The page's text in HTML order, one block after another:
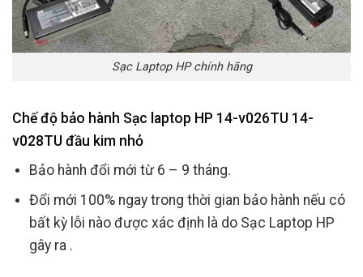
Sạc Laptop HP chính hãng
Chế độ bảo hành Sạc laptop HP 14-v026TU 14-
v028TU đầu kim nhỏ
Bảo hành đổi mới từ 6 – 9 tháng.
Đổi mới 100% ngay trong thời gian bảo hành nếu có
bất kỳ lỗi nào được xác định là do Sạc Laptop HP
gây ra .